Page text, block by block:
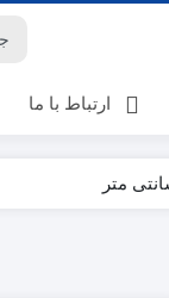
ارتباط با ما